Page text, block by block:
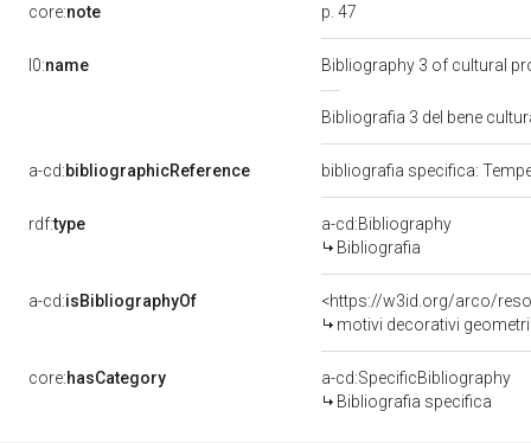
core:note p. 47
l0:name Bibliography 3 of cultural
Bibliografia 3 del bene
a-cd:bibliographicReference bibliografia specifica:
rdf:type
a-cd:Bibliography
Bibliografia
a-cd:isBibliographyOf
<https://w3id.org/arco/
motivi decorativi
core:hasCategory
a-cd:SpecificBibliography
Bibliografia specifica